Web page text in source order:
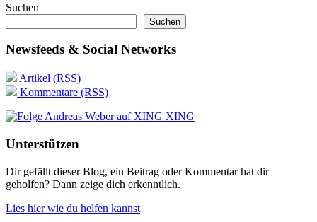
Suchen
Suchen
Newsfeeds & Social Networks
Artikel (RSS)
Kommentare (RSS)
XING
Unterstützen
Dir gefällt dieser Blog, ein Beitrag oder Kommentar hat dir
geholfen? Dann zeige dich erkenntlich.
Lies hier wie du helfen kannst